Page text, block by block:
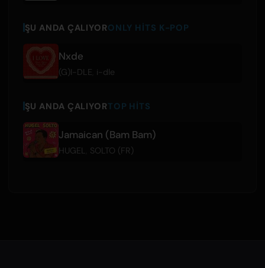
ŞU ANDA ÇALIYORONLY HITS K-POP
Nxde
(G)I-DLE i-dle
ŞU ANDA ÇALIYORTOP HITS
Jamaican (Bam Bam)
HUGEL SOLTO (FR)